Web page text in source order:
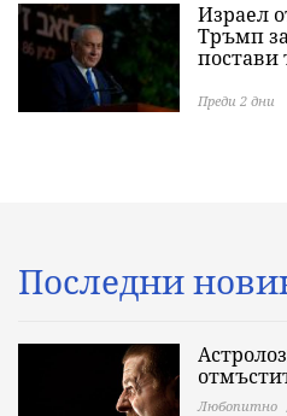
Израел
Тръмп
постави
Преди 2 дни
Последни
Любопитно